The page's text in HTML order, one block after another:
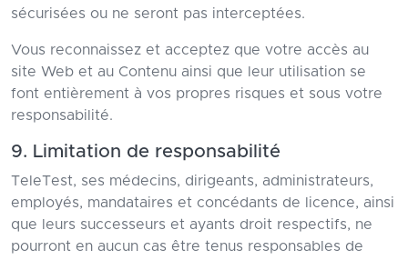
sécurisées ou ne seront pas interceptées.
Vous reconnaissez et acceptez que votre accès au
site Web et au Contenu ainsi que leur utilisation se
font entièrement à vos propres risques et sous votre
responsabilité.
9. Limitation de responsabilité
TeleTest, ses médecins, dirigeants, administrateurs,
employés, mandataires et concédants de licence, ainsi
que leurs successeurs et ayants droit respectifs, ne
pourront en aucun cas être tenus responsables de